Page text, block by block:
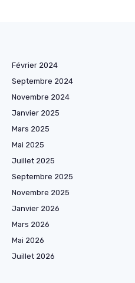
Février 2024
Septembre 2024
Novembre 2024
Janvier 2025
Mars 2025
Mai 2025
Juillet 2025
Septembre 2025
Novembre 2025
Janvier 2026
Mars 2026
Mai 2026
Juillet 2026